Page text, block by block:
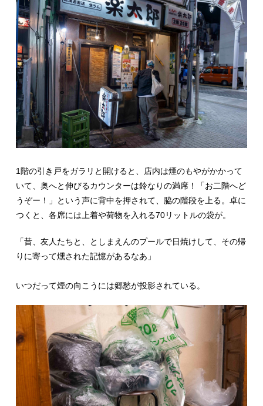
1階の引き戸をガラリと開けると、店内は煙のもやがかかって
いて、奥へと伸びるカウンターは鈴なりの満席！「お二階へど
うぞー！」という声に背中を押されて、脇の階段を上る。卓に
つくと、各席には上着や荷物を入れる70リットルの袋が。
「昔、友人たちと、としまえんのプールで日焼けして、 その帰
りに寄って燻された記憶があるなあ」
いつだって煙の向こうには郷愁が投影されている。